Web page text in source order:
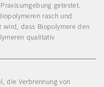
getestet.
rasch und
dass Biopolymere den
qualitativ
die Verbrennung von